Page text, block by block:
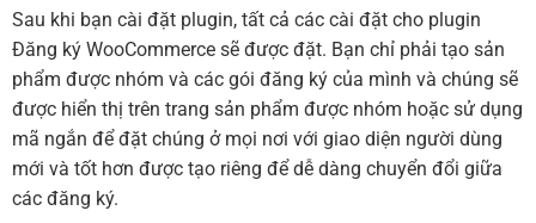
Sau khi bạn cài đặt plugin, tất cả các cài đặt cho plugin
Đăng ký WooCommerce sẽ được đặt. Bạn chỉ phải tạo sản
phẩm được nhóm và các gói đăng ký của mình và chúng sẽ
được hiển thị trên trang sản phẩm được nhóm hoặc sử dụng
mã ngắn để đặt chúng ở mọi nơi với giao diện người dùng
mới và tốt hơn được tạo riêng để dễ dàng chuyển đổi giữa
các đăng ký.